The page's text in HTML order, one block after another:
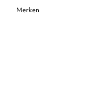
Merken